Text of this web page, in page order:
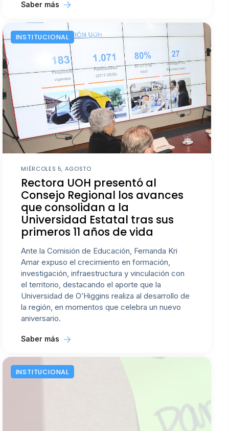
Saber más
INSTITUCIONAL
MIÉRCOLES 5, AGOSTO
Rectora UOH presentó al
Consejo Regional los avances
que consolidan a la
Universidad Estatal tras sus
primeros 11 años de vida
Ante la Comisión de Educación, Fernanda Kri
Amar expuso el crecimiento en formación,
investigación, infraestructura y vinculación con
el territorio, destacando el aporte que la
Universidad de O’Higgins realiza al desarrollo de
la región, en momentos que celebra un nuevo
aniversario.
Saber más
INSTITUCIONAL